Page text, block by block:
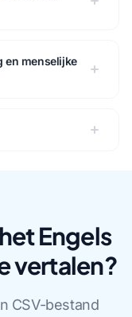
en menselijke
Engels
vertalen?
CSV-bestand